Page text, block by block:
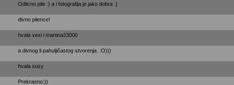
Odlicno pile :) a i fotografija je jako dobra :)
divno pilence!
hvala vexi i martina23000
a divnog li pahuljičastog stvorenja. :O)))
hvala suzy
Prekrasno:))